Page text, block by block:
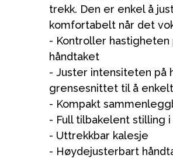
trekk. Den er enkel å
komfortabelt når det
- Kontroller
håndtaket
- Juster intensiteten på
grensesnittet til å
- Kompakt
- Full tilbakelent stilling
- Uttrekkbar kalesje
- Høydejusterbart
Veiledning Kontakt oss på